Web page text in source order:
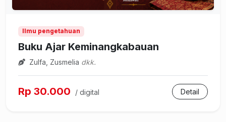
Ilmu pengetahuan
Buku Ajar Keminangkabauan
Zulfa, Zusmelia dkk.
Rp 30.000 / digital Detail